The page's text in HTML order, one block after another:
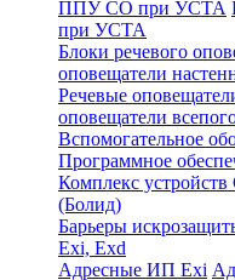
ППУ СО при УСТА
при УСТА
Блоки речевого
оповещатели
Речевые
оповещатели
Вспомогательное
Программное
Комплекс
(Болид)
Барьеры
Exi, Exd
Адресные ИП Exi